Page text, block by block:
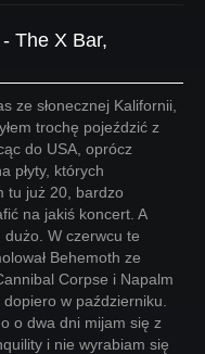
The X Bar,
ze słonecznej Kalifornii,
trochę pojeździć z
do USA, oprócz
płyty, których
tu już 20, bardzo
na jakiś koncert. A
dużo. W czerwcu te
Behemoth ze
Corpse i Napalm
w październiku.
o dwa dni mijam się z
i nie wyrabiam się